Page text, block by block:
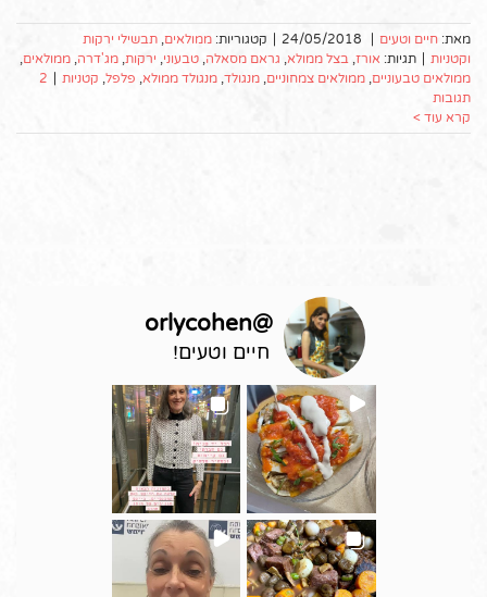
מאת: חיים וטעים |
24/05/2018
| קטגוריות: ממולאים תבשילי ירקות
וקטניות | תגיות: אורז בצל ממולא גראם מסאלה טבעוני ירקות מג'דרה ממולאים
ממולאים טבעוניים ממולאים צמחוניים מנגולד מנגולד ממולא פלפל קטניות |
2
תגובות
קרא עוד >
@
orlycohen
חיים וטעים!